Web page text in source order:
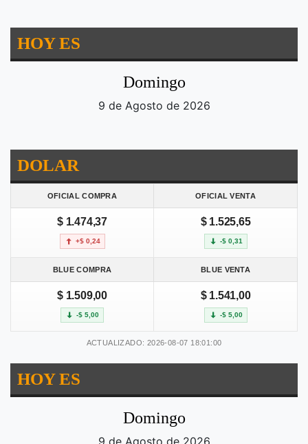
HOY ES
Domingo
9 de Agosto de 2026
DOLAR
OFICIAL COMPRA OFICIAL VENTA
$ 1.474,37
+$ 0,24
$ 1.525,65
-$ 0,31
BLUE COMPRA BLUE VENTA
$ 1.509,00
-$ 5,00
$ 1.541,00
-$ 5,00
ACTUALIZADO: 2026-08-07 18:01:00
HOY ES
Domingo